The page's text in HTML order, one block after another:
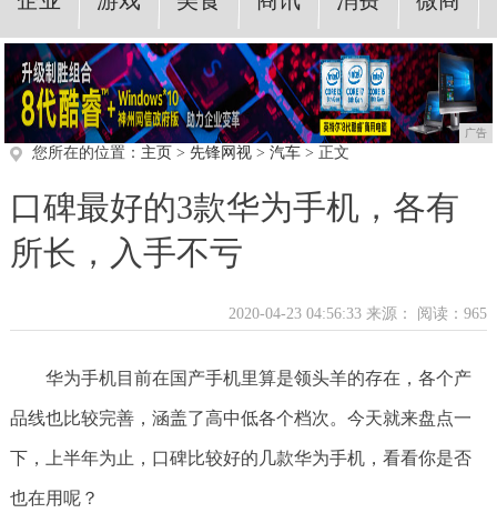
广告
您所在的位置： 主页 > 先锋网视> 汽车> 正文
口碑最好的3款华为手机，各有
所长，入手不亏
2020-04-23 04:56:33 来源： 阅读：965
华为手机目前在国产手机里算是领头羊的存在，各个产
品线也比较完善，涵盖了高中低各个档次。今天就来盘点一
下，上半年为止，口碑比较好的几款华为手机，看看你是否
也在用呢？